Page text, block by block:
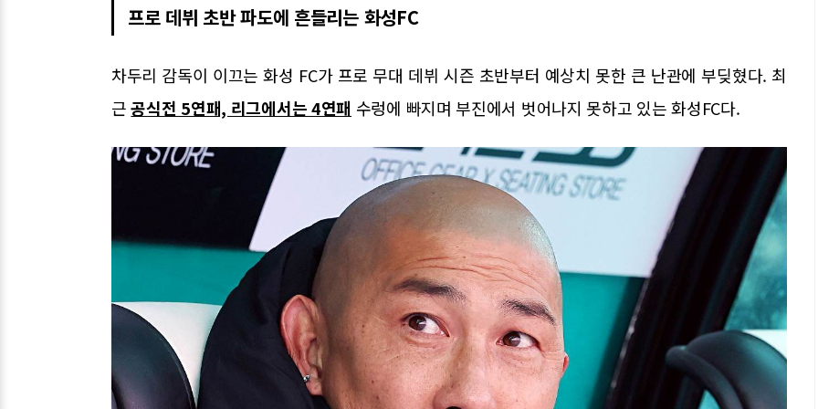
프로 데뷔 초반 파도에 흔들리는 화성FC
차두리 감독이 이끄는 화성 FC가 프로 무대 데뷔 시즌 초반부터 예상치 못한 큰 난관에 부딪혔다. 최
근공식전 5연패, 리그에서는 4연패 수렁에 빠지며 부진에서 벗어나지 못하고 있는 화성FC다.